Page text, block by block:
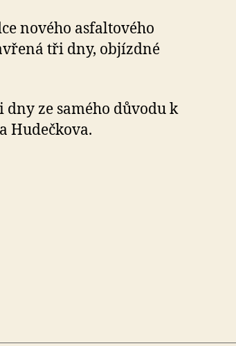
nového asfaltového
tři dny, objízdné
dny ze samého důvodu k
Hudečkova.